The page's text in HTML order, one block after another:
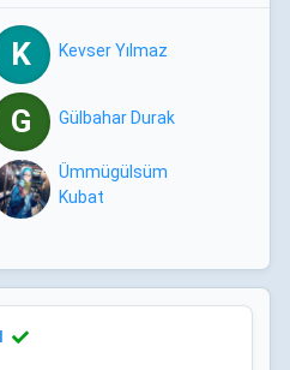
K Kevser Yılmaz
G Gülbahar Durak
Ümmügülsüm
Kubat